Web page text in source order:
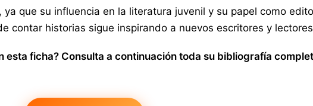
que su influencia en la literatura juvenil y su papel como
contar historias sigue inspirando a nuevos escritores y
ficha? Consulta a continuación toda su bibliografía